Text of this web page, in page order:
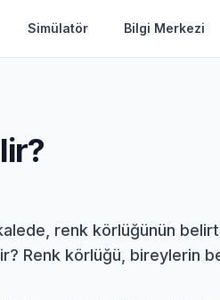
Simülatör Bilgi Merkezi
renk körlüğünün
Renk körlüğü, bireylerin